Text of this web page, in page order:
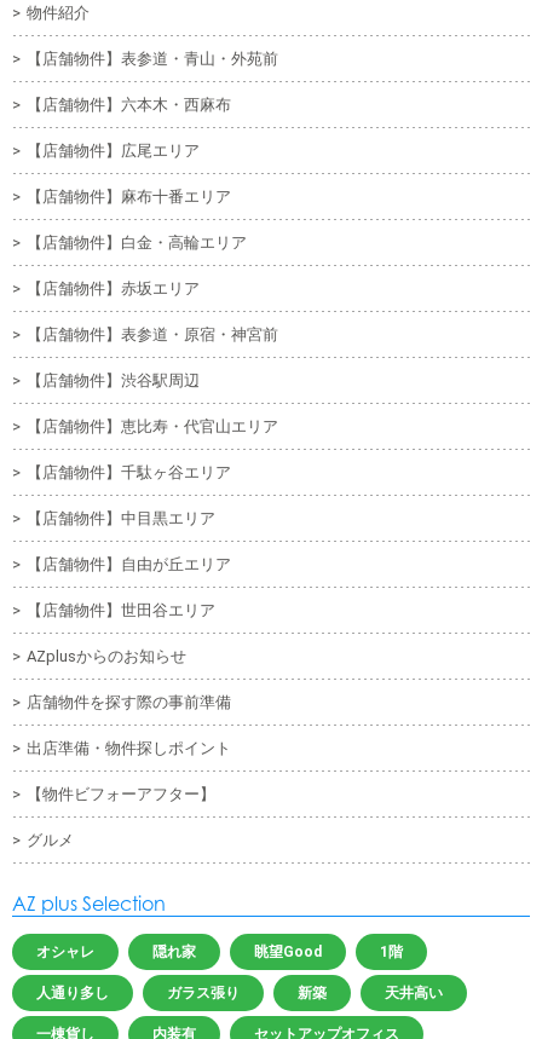
物件紹介
【店舗物件】表参道・青山・外苑前
【店舗物件】六本木・西麻布
【店舗物件】広尾エリア
【店舗物件】麻布十番エリア
【店舗物件】白金・高輪エリア
【店舗物件】赤坂エリア
【店舗物件】表参道・原宿・神宮前
【店舗物件】渋谷駅周辺
【店舗物件】恵比寿・代官山エリア
【店舗物件】千駄ヶ谷エリア
【店舗物件】中目黒エリア
【店舗物件】自由が丘エリア
【店舗物件】世田谷エリア
AZplusからのお知らせ
店舗物件を探す際の事前準備
出店準備・物件探しポイント
【物件ビフォーアフター】
グルメ
AZ plus Selection
オシャレ 隠れ家 眺望Good 1階
人通り多し ガラス張り 新築 天井高い
一棟貨し 内装有 セットアップオフィス